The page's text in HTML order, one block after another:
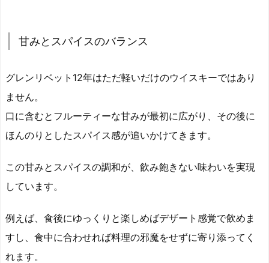
甘みとスパイスのバランス
グレンリベット12年はただ軽いだけのウイスキーではあり
ません。
口に含むとフルーティーな甘みが最初に広がり、その後に
ほんのりとしたスパイス感が追いかけてきます。
この甘みとスパイスの調和が、飲み飽きない味わいを実現
しています。
例えば、食後にゆっくりと楽しめばデザート感覚で飲めま
すし、食中に合わせれば料理の邪魔をせずに寄り添ってく
れます。